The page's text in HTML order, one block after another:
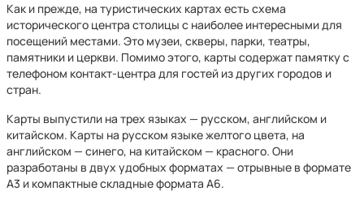
Как и прежде, на туристических картах есть схема
исторического центра столицы с наиболее интересными для
посещений местами. Это музеи, скверы, парки, театры,
памятники и церкви. Помимо этого, карты содержат памятку с
телефоном контакт-центра для гостей из других городов и
стран.
Карты выпустили на трех языках — русском, английском и
китайском. Карты на русском языке желтого цвета, на
английском — синего, на китайском — красного. Они
разработаны в двух удобных форматах — отрывные в формате
A3 и компактные складные формата A6.